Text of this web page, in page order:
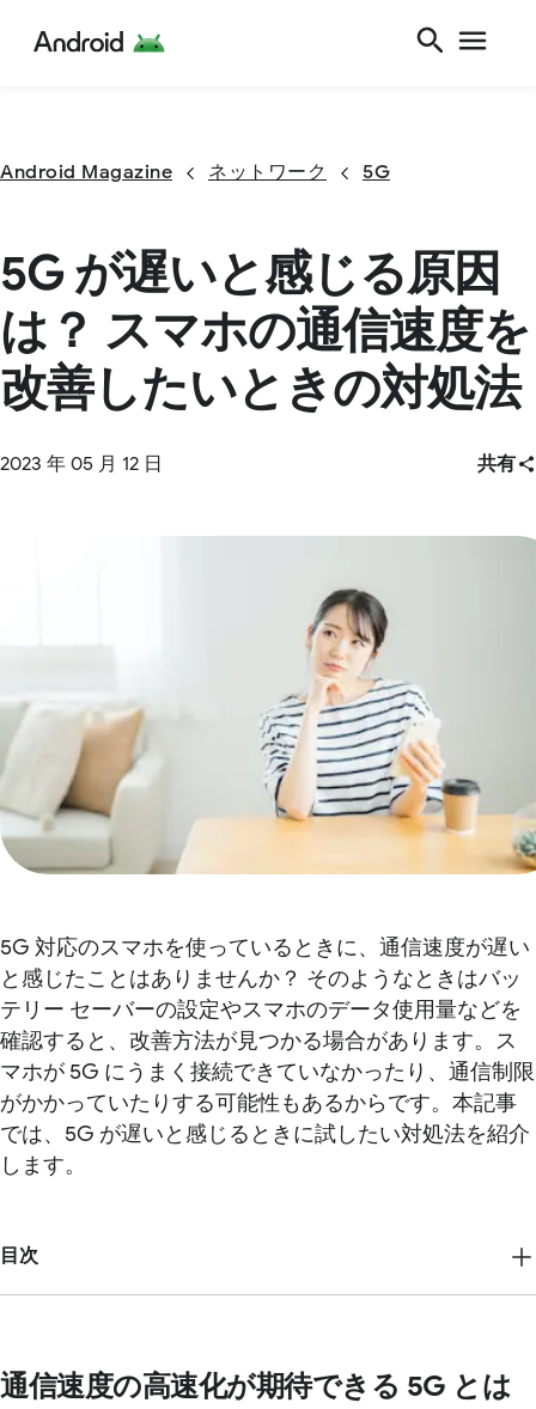
Android Magazine ネットワーク 5G
5G が遅いと感じる原因
は？ スマホの通信速度を
改善したいときの対処法
2023 年 05 月 12 日 共有
5G 対応のスマホを使っているときに、通信速度が遅い
と感じたことはありませんか？ そのようなときはバッ
テリー セーバーの設定やスマホのデータ使用量などを
確認すると、改善方法が見つかる場合があります。ス
マホが 5G にうまく接続できていなかったり、通信制限
がかかっていたりする可能性もあるからです。本記事
では、5G が遅いと感じるときに試したい対処法を紹介
します。
目次
通信速度の高速化が期待できる 5G とは